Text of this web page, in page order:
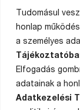
Tudomásul
honlap
a személyes
Elfogadás
adatainak a
Adatkezelési
Private Banking
Sütik